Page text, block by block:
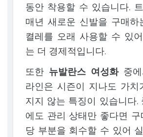
동안 착용할 수 있습니다.
매년 새로운 신발을 구매하
켤레를 오래 사용할 수 있
는 더 경제적입니다.
또한 뉴발란스 여성화중에
라인은 시즌이 지나도 가치
지지 않는 특징이 있습니다.
에도 관리 상태만 좋다면
당 부분을 회수할 수 있어